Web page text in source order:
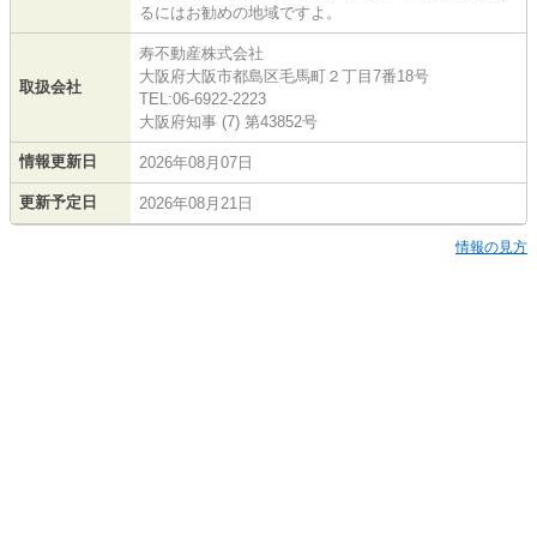
るにはお勧めの地域ですよ。
取扱会社
寿不動産株式会社
大阪府大阪市都島区毛馬町２丁目7番18号
TEL:06-6922-2223
大阪府知事 (7) 第43852号
情報更新日 2026年08月07日
更新予定日 2026年08月21日
情報の見方